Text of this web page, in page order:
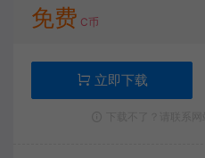
免费 C币
立即下载